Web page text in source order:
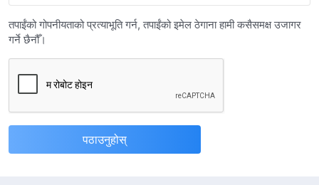
तपाईंको गोपनीयताको प्रत्याभूति गर्न, तपाईंको इमेल ठेगाना हामी कसैसमक्ष उजागर
गर्ने छैनौँ।